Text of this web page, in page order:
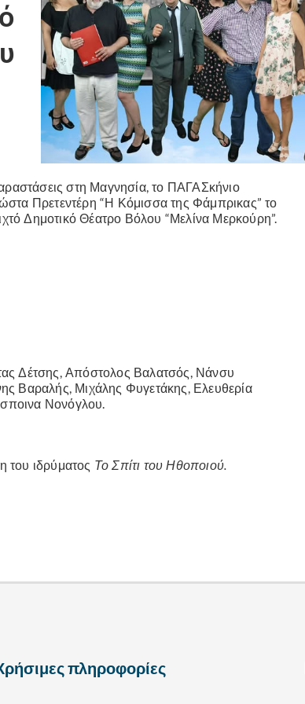
στη Μαγνησία, το ΠΑΓΑΣκήνιο
Πρετεντέρη “Η Κόμισσα της Φάμπρικας” το
Δημοτικό Θέατρο Βόλου “Μελίνα Μερκούρη”.
Δέτσης, Απόστολος Βαλατσός, Νάνσυ
Βαραλής, Μιχάλης Φυγετάκης, Ελευθερία
Νονόγλου.
του ιδρύματος Το Σπίτι του Ηθοποιού.
πληροφορίες